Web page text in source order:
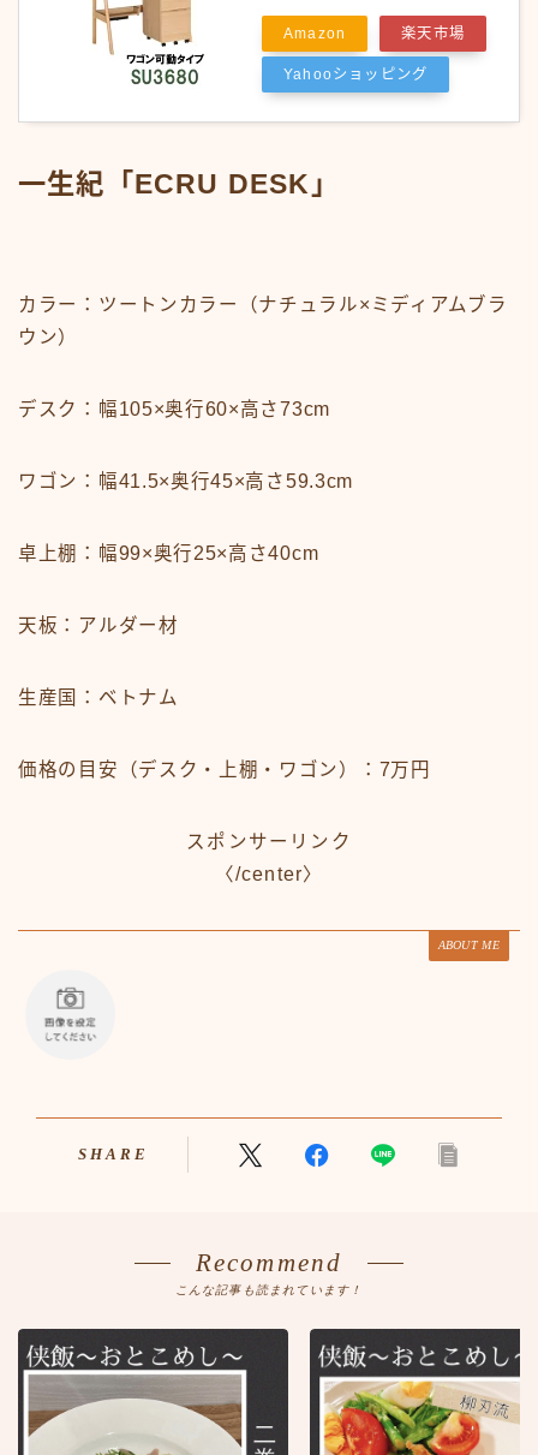
Amazon 楽天市場
Yahooショッピング
一生紀「ECRU DESK」
カラー：ツートンカラー（ナチュラル×ミディアムブラ
ウン）
デスク：幅105×奥行60×高さ73cm
ワゴン：幅41.5×奥行45×高さ59.3cm
卓上棚：幅99×奥行25×高さ40cm
天板：アルダー材
生産国：ベトナム
価格の目安（デスク・上棚・ワゴン）：7万円
スポンサーリンク
〈/center〉
ABOUT ME
SHARE
Recommend
こんな記事も読まれています！